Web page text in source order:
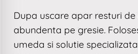
Dupa uscare apar resturi de
abundenta pe gresie.
umeda si solutie